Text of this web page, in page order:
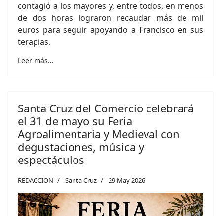
contagió a los mayores y, entre todos, en menos
de dos horas lograron recaudar más de mil
euros para seguir apoyando a Francisco en sus
terapias.
Leer más…
Santa Cruz del Comercio celebrará
el 31 de mayo su Feria
Agroalimentaria y Medieval con
degustaciones, música y
espectáculos
REDACCION Santa Cruz 29 May 2026